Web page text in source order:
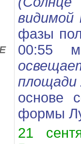
видимой
фазы
00:55
площади
основе
формы
21